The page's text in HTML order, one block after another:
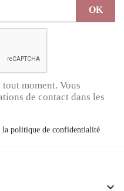
moment. Vous
de contact dans les
la politique de confidentialité
